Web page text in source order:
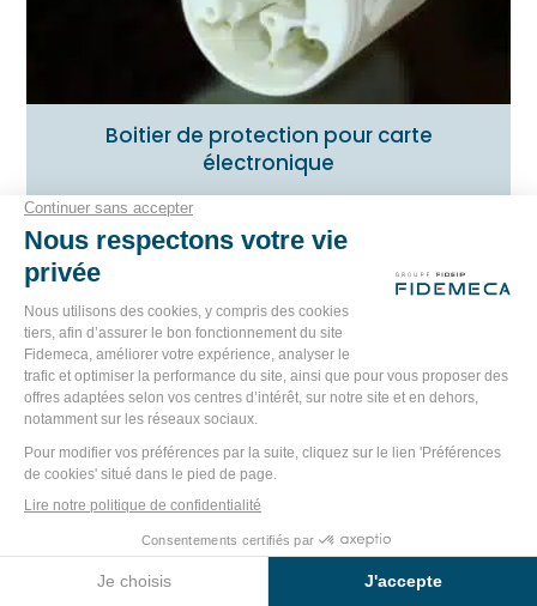
Boitier de protection pour carte
électronique
Pinces de préhenseur pour robot
ECRIVEZ-NOUS APPELEZ-NOUS